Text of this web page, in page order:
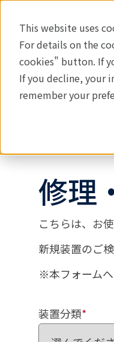
This website uses
For details on the
cookies" button. If
If you decline, your
remember your
製品
修理
こちらは、お
新規装置のご
※本フォーム
装置分類*